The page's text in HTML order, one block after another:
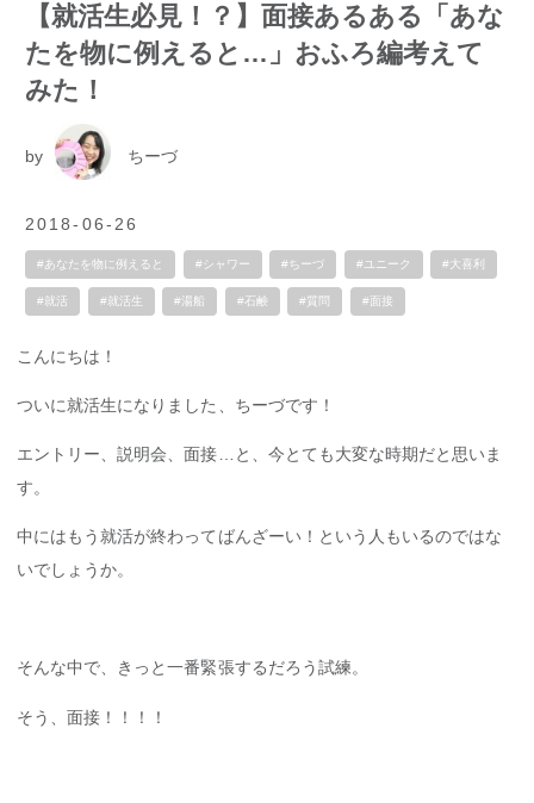
【就活生必見！？】面接あるある「あな
たを物に例えると…」おふろ編考えて
みた！
by ちーづ
2018-06-26
#あなたを物に例えると #シャワー #ちーづ #ユニーク #大喜利
#就活 #就活生 #湯船 #石鹸 #質問 #面接
こんにちは！
ついに就活生になりました、ちーづです！
エントリー、説明会、面接…と、今とても大変な時期だと思いま
す。
中にはもう就活が終わってばんざーい！という人もいるのではな
いでしょうか。
そんな中で、きっと一番緊張するだろう試練。
そう、面接！！！！